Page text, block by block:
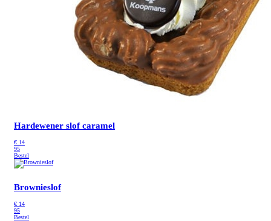
Hardewener slof caramel
€ 14
95
Bestel
Brownieslof
€ 14
95
Bestel